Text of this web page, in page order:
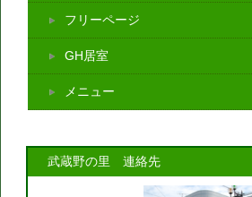
フリーページ
GH居室
メニュー
武蔵野の里 連絡先